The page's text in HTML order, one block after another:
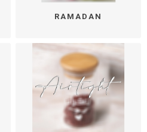
RAMADAN